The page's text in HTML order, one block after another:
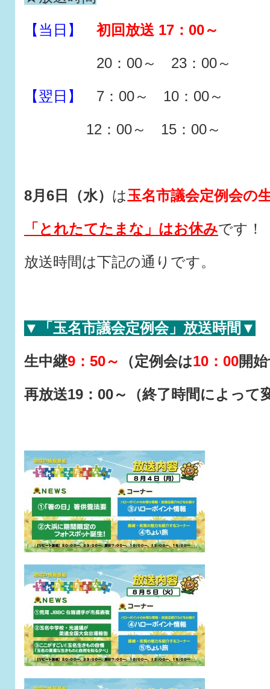
【当日】 初回放送 17：00～
20：00～ 23：00～
【翌日】 7：00～ 10：00～
12：00～ 15：00～
8月6日（水） は玉名市議会定例会の
「とれたてたまな」はお休みです！
放送時間は下記の通りです。
▼「玉名市議会定例会」放送時間▼
生中継9：50～ （定例会は10：00開
再放送19：00～（終了時間によって